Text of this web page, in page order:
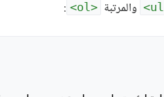
والمرتبة <ol>
: